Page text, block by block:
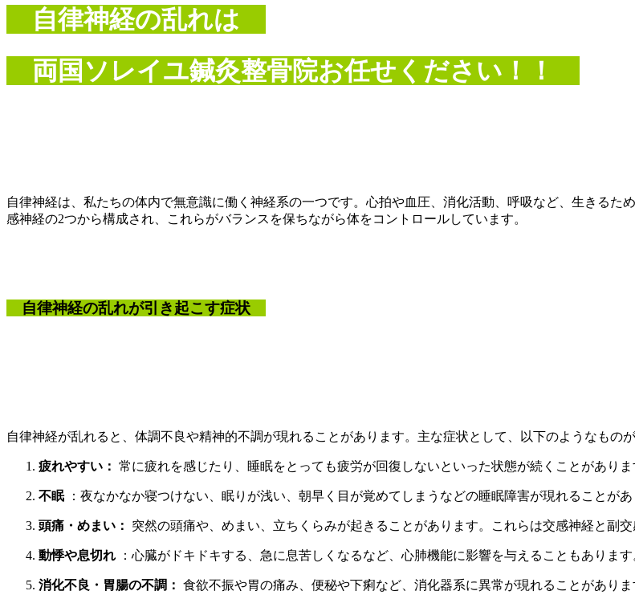
自律神経の乱れは
両国ソレイユ鍼灸整骨院お任せください！！
自律神経は、私たちの体内で無意識に働く神経系の一つです。心拍や血圧、消化活動、呼吸など、生きる
感神経の2つから構成され、これらがバランスを保ちながら体をコントロールしています。
自律神経の乱れが引き起こす症状
自律神経が乱れると、体調不良や精神的不調が現れることがあります。主な症状として、以下のようなものが
疲れやすい： 常に疲れを感じたり、睡眠をとっても疲労が回復しないといった状態が続くことがありま
不眠：夜なかなか寝つけない、眠りが浅い、朝早く目が覚めてしまうなどの睡眠障害が現れることがあ
頭痛・めまい： 突然の頭痛や、めまい、立ちくらみが起きることがあります。これらは交感神経と副
動悸や息切れ ：心臓がドキドキする、急に息苦しくなるなど、心肺機能に影響を与えることもあります
消化不良・胃腸の不調： 食欲不振や胃の痛み、便秘や下痢など、消化器系に異常が現れることがありま